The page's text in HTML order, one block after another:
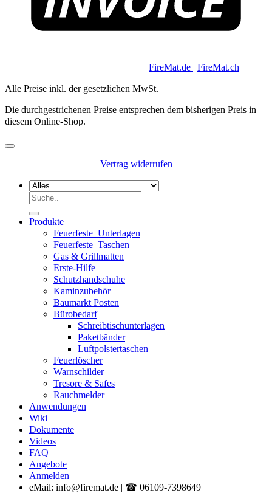
FireMat.de FireMat.ch
Alle Preise inkl. der gesetzlichen MwSt.
Die durchgestrichenen Preise entsprechen dem bisherigen Preis in
diesem Online-Shop.
Vertrag widerrufen
Suchen
Produkte
Feuerfeste_Unterlagen
Feuerfeste_Taschen
Gas & Grillmatten
Erste-Hilfe
Schutzhandschuhe
Kaminzubehör
Baumarkt Posten
Bürobedarf
Schreibtischunterlagen
Paketbänder
Luftpolstertaschen
Feuerlöscher
Warnschilder
Tresore & Safes
Rauchmelder
Anwendungen
Wiki
Dokumente
Videos
FAQ
Angebote
Anmelden
eMail: info@firemat.de | ☎ 06109-7398649